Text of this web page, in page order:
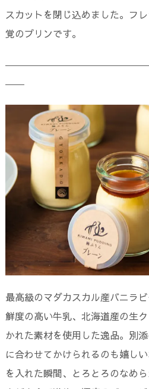
スカットを閉じ込めました。フ
覚のプリンです。
――
最高級のマダカスカル産バニラビ
鮮度の高い牛乳、北海道産の生
かれた素材を使用した逸品。別
に合わせてかけられるのも嬉し
を入れた瞬間、とろとろのなめ